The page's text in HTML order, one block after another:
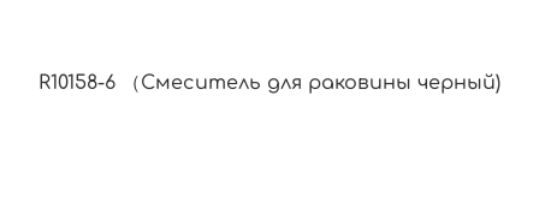
R10158-6 （Смеситель для раковины черный)